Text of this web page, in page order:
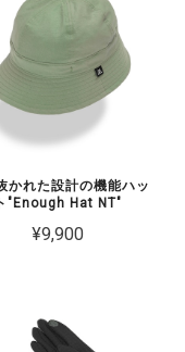
かれた設計の機能ハッ
ト"Enough Hat NT"
¥9,900